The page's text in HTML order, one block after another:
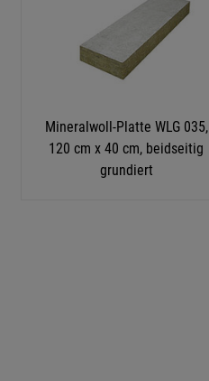
Mineralwoll-Platte WLG 035,
120 cm x 40 cm, beidseitig
grundiert